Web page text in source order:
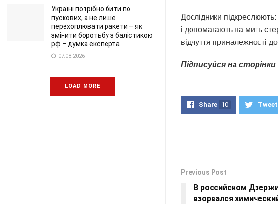
Україні потрібно бити по
пускових, а не лише
перехоплювати ракети – як
змінити боротьбу з балістикою
рф – думка експерта
07.08.2026
LOAD MORE
Дослідники підкреслюють:
і допомагають на мить
відчуття приналежності до
Підписуйся на сторінки
Share 10 Tweet
Previous Post
В российском
взорвался